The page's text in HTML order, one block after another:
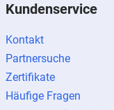
Kundenservice
Kontakt
Partnersuche
Zertifikate
Häufige Fragen